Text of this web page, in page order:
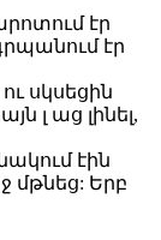
էր
էր
սկսեցին
լ աց լինել,
էին
մթնեց: Երբ